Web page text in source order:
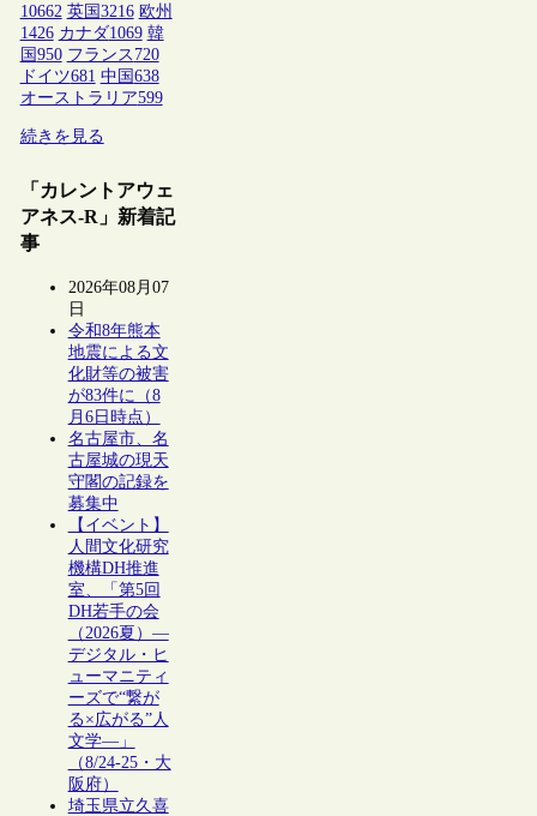
10662 英国 3216 欧州
1426 カナダ1069 韓
国 950 フランス 720
ドイツ681 中国 638
オーストラリア599
続きを見る
「カレントアウェ
アネス-R」新着記
事
2026年08月07
日
令和8年熊本
地震による文
化財等の被害
が83件に（8
月6日時点）
名古屋市、名
古屋城の現天
守閣の記録を
募集中
【イベント】
人間文化研究
機構DH推進
室、「第5回
DH若手の会
（2026夏）―
デジタル・ヒ
ューマニティ
ーズで“繋が
る×広がる”人
文学―」
（8/24-25・大
阪府）
埼玉県立久喜